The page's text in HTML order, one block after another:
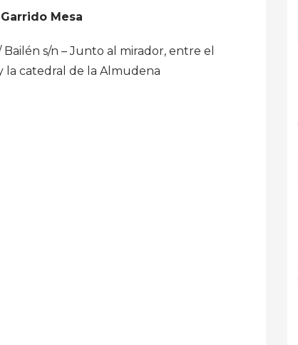
Mesa
Bailén s/n – Junto al mirador, entre el
la catedral de la Almudena